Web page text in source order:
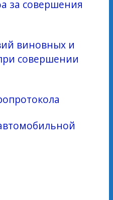
за совершения
виновных и
совершении